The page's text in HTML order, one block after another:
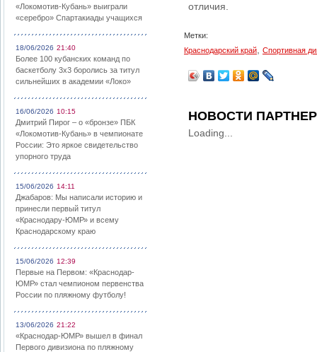
«Локомотив-Кубань» выиграли
«серебро» Спартакиады учащихся
18/06/2026 21:40
Более 100 кубанских команд по
баскетболу 3х3 боролись за титул
сильнейших в академии «Локо»
16/06/2026 10:15
Дмитрий Пирог – о «бронзе» ПБК
«Локомотив-Кубань» в чемпионате
России: Это яркое свидетельство
упорного труда
15/06/2026 14:11
Джабаров: Мы написали историю и
принесли первый титул
«Краснодару-ЮМР» и всему
Краснодарскому краю
15/06/2026 12:39
Первые на Первом: «Краснодар-
ЮМР» стал чемпионом первенства
России по пляжному футболу!
13/06/2026 21:22
«Краснодар-ЮМР» вышел в финал
Первого дивизиона по пляжному
отличия.
Метки:
Краснодарский край
Спортивная
НОВОСТИ
Loading...